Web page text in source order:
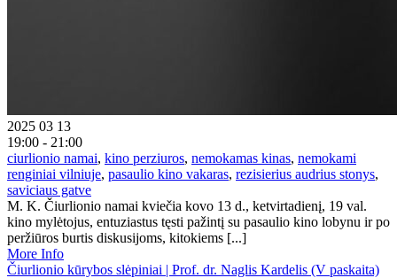
2025 03 13
19:00 - 21:00
ciurlionio namai, kino perziuros, nemokamas kinas, nemokami
renginiai vilniuje, pasaulio kino vakaras, rezisierius audrius stonys,
saviciaus gatve
M. K. Čiurlionio namai kviečia kovo 13 d., ketvirtadienį, 19 val.
kino mylėtojus, entuziastus tęsti pažintį su pasaulio kino lobynu ir po
peržiūros burtis diskusijoms, kitokiems [...]
More Info
Čiurlionio kūrybos slėpiniai | Prof. dr. Naglis Kardelis (V paskaita)